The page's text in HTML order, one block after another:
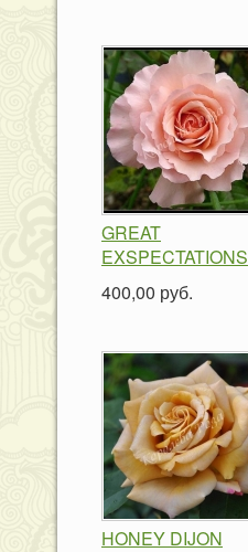
GREAT
EXSPECTATIONS
400,00 руб.
HONEY DIJON